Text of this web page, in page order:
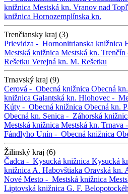
knižnica Mestská kn. Vranov nad
knižnica Hornozemplínska kn.
Trenčiansky kraj (3)
Prievidza - Hornonitrianska knižnica
Mestská knižnica Mestská kn. Trenčín
Rešetku Verejná kn. M. Rešetku
Trnavský kraj (9)
Cerová - Obecná knižnica Obecná kn.
knižnica Galantská kn. Hlohovec -
Kúty - Obecná knižnica Obecná kn.
Obecná kn. Senica - Záhorská
Mestská knižnica Mestská kn. Trnava -
Fándlyho Unín - Obecná knižnica
Žilinský kraj (6)
Čadca - Kysucká knižnica Kysucká
knižnica A. Habovštiaka Oravská kn.
Nové Mesto - Mestská knižnica
Liptovská knižnica G. F.